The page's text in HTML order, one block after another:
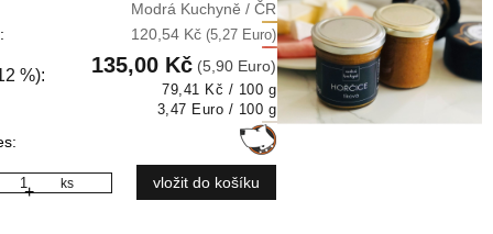
Modrá Kuchyně / ČR
120,54 Kč (5,27 Euro)
%): 135,00 Kč (5,90 Euro)
79,41 Kč / 100 g
3,47 Euro / 100 g
+ ks